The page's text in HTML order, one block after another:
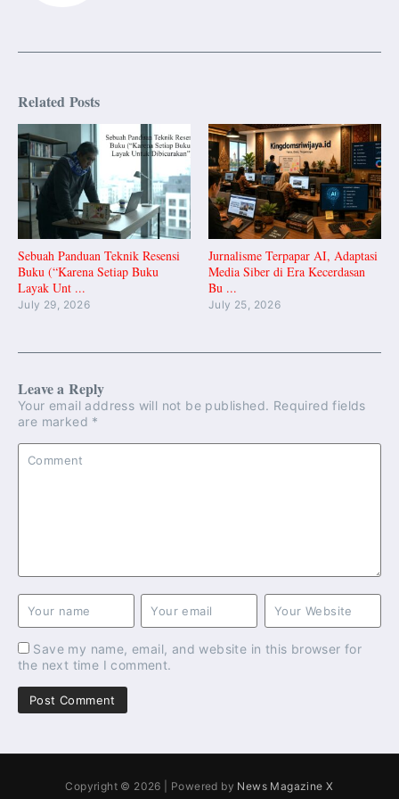
Related Posts
Sebuah Panduan Teknik Resensi
Buku (“Karena Setiap Buku
Layak Unt ...
July 29, 2026
Jurnalisme Terpapar AI, Adaptasi
Media Siber di Era Kecerdasan
Bu ...
July 25, 2026
Leave a Reply
Your email address will not be published. Required fields
are marked *
Save my name, email, and website in this browser for
the next time I comment.
Copyright © 2026 | Powered by News Magazine X